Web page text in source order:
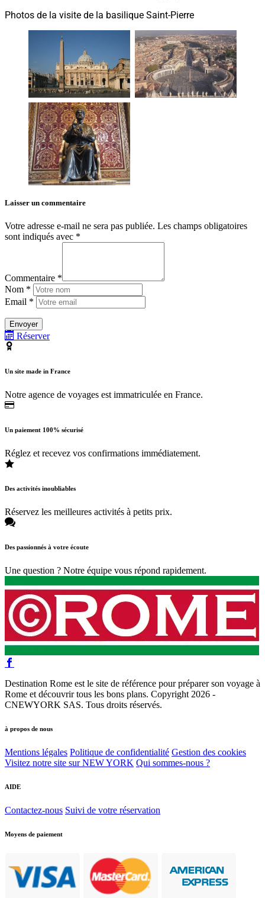
Photos de la visite de la basilique Saint-Pierre
Laisser un commentaire
Votre adresse e-mail ne sera pas publiée. Les champs obligatoires
sont indiqués avec *
Commentaire *
Nom *
Email *
Réserver
Un site made in France
Notre agence de voyages est immatriculée en France.
Un paiement 100% sécurisé
Réglez et recevez vos confirmations immédiatement.
Des activités inoubliables
Réservez les meilleures activités à petits prix.
Des passionnés à votre écoute
Une question ? Notre équipe vous répond rapidement.
Destination Rome est le site de référence pour préparer son voyage à
Rome et découvrir tous les bons plans. Copyright 2026 -
CNEWYORK SAS. Tous droits réservés.
à propos de nous
Mentions légales Politique de confidentialité Gestion des cookies
Visitez notre site sur NEW YORK Qui sommes-nous ?
AIDE
Contactez-nous Suivi de votre réservation
Moyens de paiement